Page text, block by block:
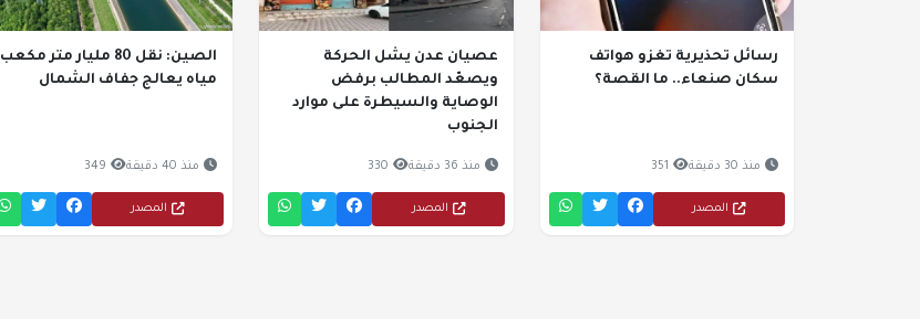
رسائل تحذيرية تغزو هواتف
سكان صنعاء.. ما القصة؟
منذ 30 دقيقة 351
المصدر
عصيان عدن يشل الحركة
ويصعّد المطالب برفض
الوصاية والسيطرة على موارد
الجنوب
منذ 36 دقيقة 330
المصدر
الصين: نقل 80 مليار متر مكعب
مياه يعالج جفاف الشمال
منذ 40 دقيقة 349
المصدر